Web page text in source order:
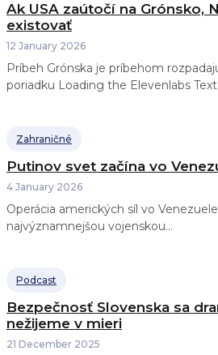
Ak USA zaútočí na Grónsko,
existovať
12 January 2026
Príbeh Grónska je príbehom
poriadku Loading the Elevenlabs
Zahraničné
Putinov svet začína vo
4 January 2026
Operácia amerických síl vo
najvýznamnejšou vojenskou...
Podcast
Bezpečnosť Slovenska sa
nežijeme v mieri
21 December 2025